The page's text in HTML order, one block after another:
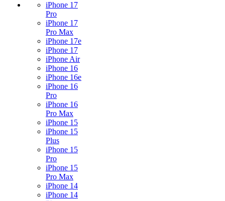
iPhone 17
Pro
iPhone 17
Pro Max
iPhone 17e
iPhone 17
iPhone Air
iPhone 16
iPhone 16e
iPhone 16
Pro
iPhone 16
Pro Max
iPhone 15
iPhone 15
Plus
iPhone 15
Pro
iPhone 15
Pro Max
iPhone 14
iPhone 14